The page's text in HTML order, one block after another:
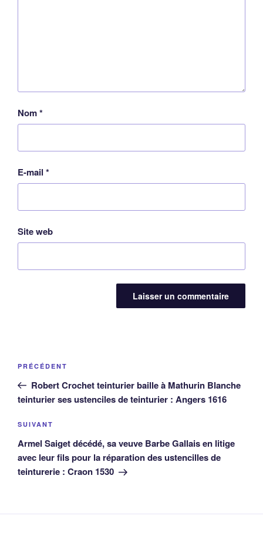
Nom*
E-mail *
Site web
Navigation
l’article
Article
précédent
PRÉCÉDENT
Robert Crochet teinturier baille à Mathurin Blanche
teinturier ses ustenciles de teinturier : Angers 1616
Article
suivant
SUIVANT
Armel Saiget décédé, sa veuve Barbe Gallais en litige
avec leur fils pour la réparation des ustencilles de
teinturerie : Craon 1530